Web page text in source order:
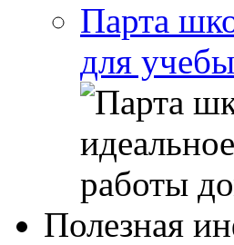
Парта
для
Полезная